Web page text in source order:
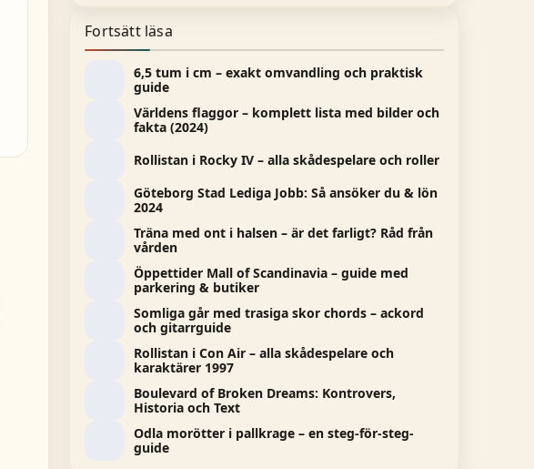
Fortsätt läsa
6,5 tum i cm – exakt omvandling och praktisk
guide
Världens flaggor – komplett lista med bilder och
fakta (2024)
Rollistan i Rocky IV – alla skådespelare och roller
Göteborg Stad Lediga Jobb: Så ansöker du & lön
2024
Träna med ont i halsen – är det farligt? Råd från
vården
Öppettider Mall of Scandinavia – guide med
parkering & butiker
Somliga går med trasiga skor chords – ackord
och gitarrguide
Rollistan i Con Air – alla skådespelare och
karaktärer 1997
Boulevard of Broken Dreams: Kontrovers,
Historia och Text
Odla morötter i pallkrage – en steg-för-steg-
guide